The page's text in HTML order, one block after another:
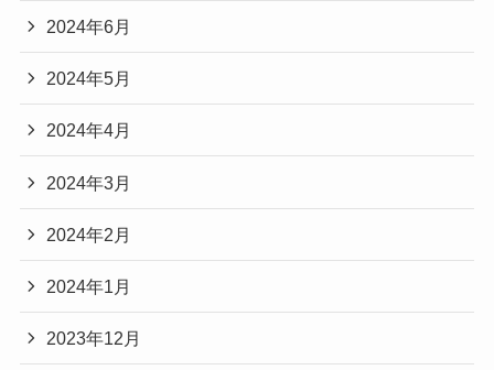
2024年6月
2024年5月
2024年4月
2024年3月
2024年2月
2024年1月
2023年12月